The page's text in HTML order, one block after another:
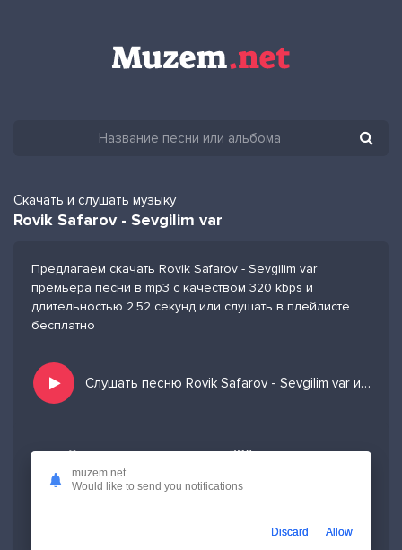
Скачать и слушать музыку
Rovik Safarov - Sevgilim var
Предлагаем скачать Rovik Safarov - Sevgilim var
премьера песни в mp3 с качеством 320 kbps и
длительностью 2:52 секунд или слушать в плейлисте
бесплатно
Слушать песню Rovik Safarov - Sevgilim var и добавить в избранных
Скачано:
780
Формат:
MP3
6.58 МБ
muzem.net
Would like to send you notifications
Discard Allow